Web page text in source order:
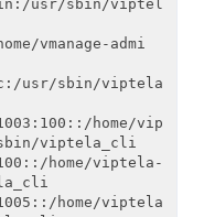
usr/sbin/viptel
vmanage-admi
usr/sbin/viptela
home/vip
viptela_cli
home/viptela-
home/viptela